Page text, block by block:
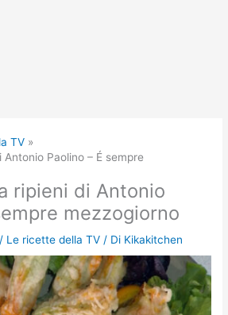
TV
Paolino – É sempre
ripieni di Antonio
mezzogiorno
/ Le ricette della TV / Di Kikakitchen